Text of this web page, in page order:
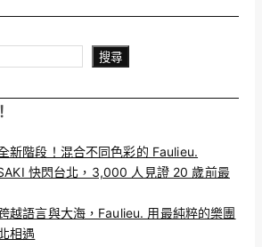
搜尋
新階段！混合不同色彩的 Faulieu.
快閃台北，3,000 人見證 20 歲前最
越語言與大海，Faulieu. 用最純粹的樂團
相遇